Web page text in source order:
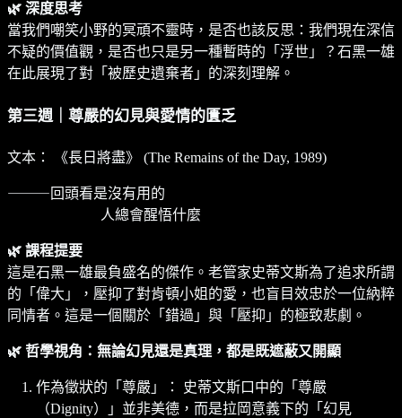
🌿 深度思考
當我們嘲笑小野的冥頑不靈時，是否也該反思：我們現在深信
不疑的價值觀，是否也只是另一種暫時的「浮世」？石黑一雄
在此展現了對「被歷史遺棄者」的深刻理解。
第三週｜尊嚴的幻見與愛情的匱乏
文本： 《長日將盡》 (The Remains of the Day, 1989)
⸻回頭看是沒有用的
⠀⠀⠀⠀ ⠀⠀⠀⠀人總會醒悟什麼
🌿 課程提要
這是石黑一雄最負盛名的傑作。老管家史蒂文斯為了追求所謂
的「偉大」，壓抑了對肯頓小姐的愛，也盲目效忠於一位納粹
同情者。這是一個關於「錯過」與「壓抑」的極致悲劇。
🌿 哲學視角：無論幻見還是真理，都是既遮蔽又開顯
作為徵狀的「尊嚴」： 史蒂文斯口中的「尊嚴
（Dignity）」並非美德，而是拉岡意義下的「幻見